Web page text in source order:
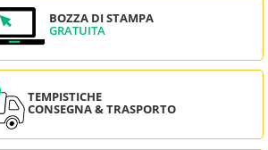
BOZZA DI STAMPA
GRATUITA
TEMPISTICHE
CONSEGNA & TRASPORTO